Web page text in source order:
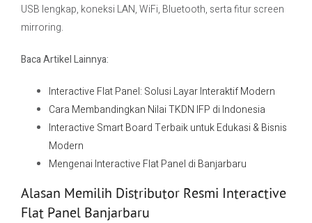
USB lengkap, koneksi LAN, WiFi, Bluetooth, serta fitur screen
mirroring.
Baca Artikel Lainnya:
Interactive Flat Panel: Solusi Layar Interaktif Modern
Cara Membandingkan Nilai TKDN IFP di Indonesia
Interactive Smart Board Terbaik untuk Edukasi & Bisnis
Modern
Mengenai Interactive Flat Panel di Banjarbaru
Alasan Memilih Distributor Resmi Interactive
Flat Panel Banjarbaru